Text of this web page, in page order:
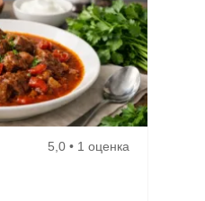
5,0 • 1 оценка